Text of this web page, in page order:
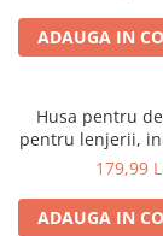
ADAUGA IN
Husa pentru
pentru lenjerii,
diverse
depozitare sub
in dulap, Negru,
179,99
ADAUGA IN